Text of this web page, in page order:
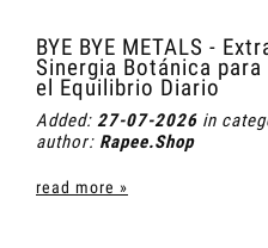
BYE BYE METALS -
Sinergia Botánica
el Equilibrio Diario
Added: 27-07-2026 in
author: Rapee.Shop
read more »